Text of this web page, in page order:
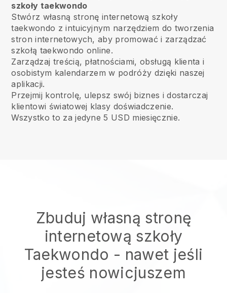
szkoły taekwondo
Stwórz własną stronę internetową szkoły
taekwondo z intuicyjnym narzędziem do tworzenia
stron internetowych, aby promować i zarządzać
szkołą taekwondo online.
Zarządzaj treścią, płatnościami, obsługą klienta i
osobistym kalendarzem w podróży dzięki naszej
aplikacji.
Przejmij kontrolę, ulepsz swój biznes i dostarczaj
klientowi światowej klasy doświadczenie.
Wszystko to za jedyne 5 USD miesięcznie.
Zbuduj własną stronę
internetową szkoły
Taekwondo - nawet jeśli
jesteś nowicjuszem